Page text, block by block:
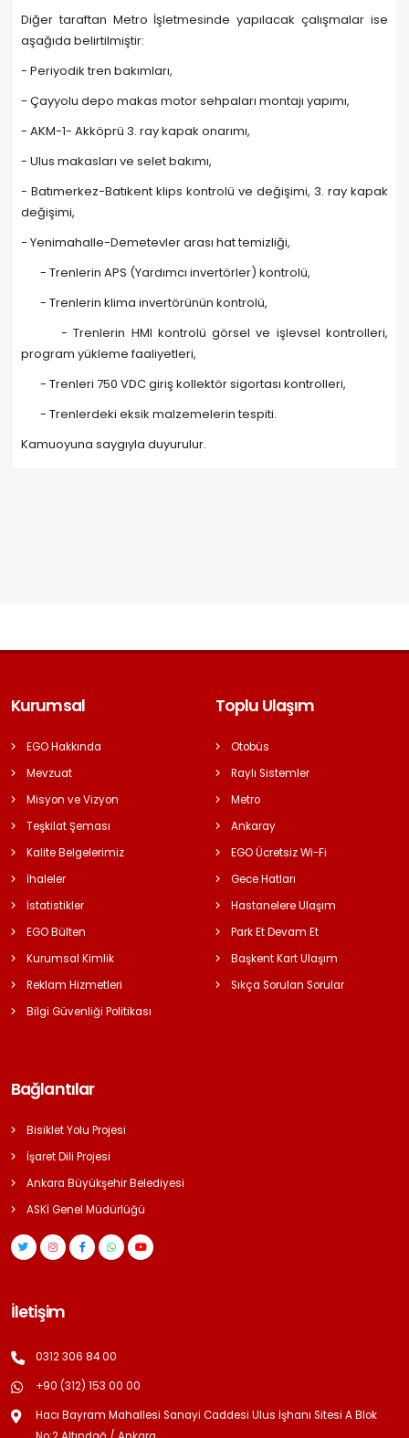
Diğer taraftan Metro İşletmesinde yapılacak çalışmalar ise
aşağıda belirtilmiştir:
- Periyodik tren bakımları,
- Çayyolu depo makas motor sehpaları montajı yapımı,
- AKM-1- Akköprü 3. ray kapak onarımı,
- Ulus makasları ve selet bakımı,
- Batımerkez-Batıkent klips kontrolü ve değişimi, 3. ray kapak
değişimi,
- Yenimahalle-Demetevler arası hat temizliği,
- Trenlerin APS (Yardımcı invertörler) kontrolü,
- Trenlerin klima invertörünün kontrolü,
- Trenlerin HMI kontrolü görsel ve işlevsel kontrolleri,
program yükleme faaliyetleri,
- Trenleri 750 VDC giriş kollektör sigortası kontrolleri,
- Trenlerdeki eksik malzemelerin tespiti.
Kamuoyuna saygıyla duyurulur.
Kurumsal
EGO Hakkında
Mevzuat
Misyon ve Vizyon
Teşkilat Şeması
Kalite Belgelerimiz
İhaleler
İstatistikler
EGO Bülten
Kurumsal Kimlik
Reklam Hizmetleri
Bilgi Güvenliği Politikası
Toplu Ulaşım
Otobüs
Raylı Sistemler
Metro
Ankaray
EGO Ücretsiz Wi-Fi
Gece Hatları
Hastanelere Ulaşım
Park Et Devam Et
Başkent Kart Ulaşım
Sıkça Sorulan Sorular
Bağlantılar
Bisiklet Yolu Projesi
İşaret Dili Projesi
Ankara Büyükşehir Belediyesi
ASKİ Genel Müdürlüğü
İletişim
0312 306 84 00
+90 (312) 153 00 00
Hacı Bayram Mahallesi Sanayi Caddesi Ulus İşhanı Sitesi A Blok